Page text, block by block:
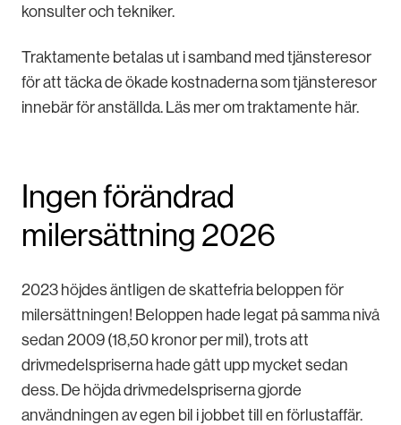
konsulter och tekniker.
Traktamente betalas ut i samband med tjänsteresor
för att täcka de ökade kostnaderna som tjänsteresor
innebär för anställda. Läs mer om traktamente här.
Ingen förändrad
milersättning 2026
2023 höjdes äntligen de skattefria beloppen för
milersättningen! Beloppen hade legat på samma nivå
sedan 2009 (18,50 kronor per mil), trots att
drivmedelspriserna hade gått upp mycket sedan
dess. De höjda drivmedelspriserna gjorde
användningen av egen bil i jobbet till en förlustaffär.